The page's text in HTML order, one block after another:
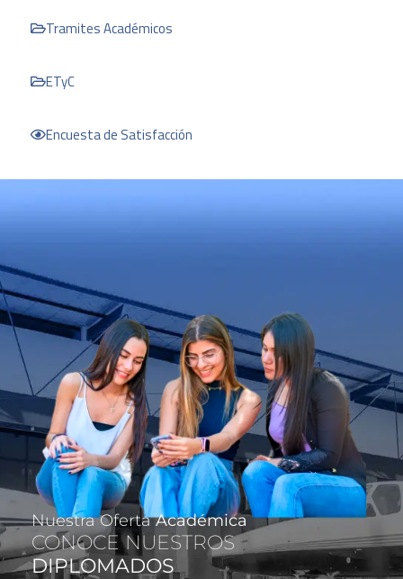
Tramites Académicos
ETyC
Encuesta de Satisfacción
Nuestra OfertaAcadémica
CONOCE NUESTROS
DIPLOMADOS